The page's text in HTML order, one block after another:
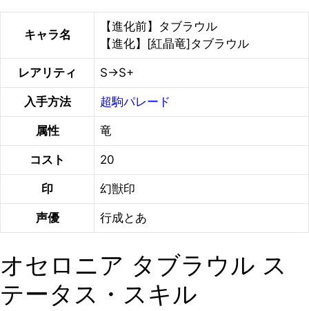
キャラ名
【進化前】タブラウル
【進化】[紅晶竜]タブラウル
レアリティ S→S+
入手方法 超駒パレード
属性 竜
コスト 20
印 幻獣印
声優 行成とあ
オセロニア タブラウル ス
テータス・スキル